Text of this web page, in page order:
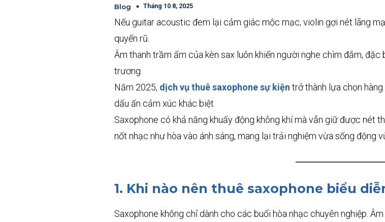
Blog Tháng 10 8, 2025
Nếu guitar acoustic đem lại cảm giác mộc mạc, violin gợi nét lãng
quyến rũ.
Âm thanh trầm ấm của kèn sax luôn khiến người nghe chìm đắm,
trương.
Năm 2025, dịch vụ thuê saxophone sự kiện trở thành lựa chọn
dấu ấn cảm xúc khác biệt.
Saxophone có khả năng khuấy động không khí mà vẫn giữ được nét
nốt nhạc như hòa vào ánh sáng, mang lại trải nghiệm vừa sống động
1. Khi nào nên thuê saxophone biểu
Saxophone không chỉ dành cho các buổi hòa nhạc chuyên nghiệp.